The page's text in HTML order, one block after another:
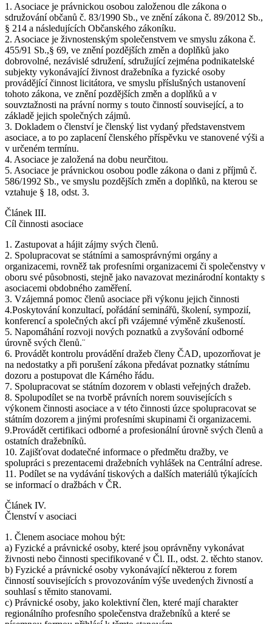
1. Asociace je právnickou osobou založenou dle zákona o
sdružování občanů č. 83/1990 Sb., ve znění zákona č. 89/2012 Sb.,
§ 214 a následujících Občanského zákoníku.
2. Asociace je živnostenským společenstvem ve smyslu zákona č.
455/91 Sb.,§ 69, ve znění pozdějších změn a doplňků jako
dobrovolné, nezávislé sdružení, sdružující zejména podnikatelské
subjekty vykonávající živnost dražebníka a fyzické osoby
provádějící činnost licitátora, ve smyslu příslušných ustanovení
tohoto zákona, ve znění pozdějších změn a doplňků a v
souvztažnosti na právní normy s touto činností související, a to
základě jejich společných zájmů.
3. Dokladem o členství je členský list vydaný představenstvem
asociace, a to po zaplacení členského příspěvku ve stanovené výši a
v určeném termínu.
4. Asociace je založená na dobu neurčitou.
5. Asociace je právnickou osobou podle zákona o dani z příjmů č.
586/1992 Sb., ve smyslu pozdějších změn a doplňků, na kterou se
vztahuje § 18, odst. 3.
Článek III.
Cíl činnosti asociace
1. Zastupovat a hájit zájmy svých členů.
2. Spolupracovat se státními a samosprávnými orgány a
organizacemi, rovněž tak profesními organizacemi či společenstvy v
oboru své působnosti, stejně jako navazovat mezinárodní kontakty s
asociacemi obdobného zaměření.
3. Vzájemná pomoc členů asociace při výkonu jejich činnosti
4.Poskytování konzultací, pořádání seminářů, školení, sympozií,
konferencí a společných akcí při vzájemné výměně zkušeností.
5. Napomáhání rozvoji nových poznatků a zvyšování odborné
úrovně svých členů.¨
6. Provádět kontrolu provádění dražeb členy ČAD, upozorňovat je
na nedostatky a při porušení zákona předávat poznatky státnímu
dozoru a postupovat dle Kárného řádu.
7. Spolupracovat se státním dozorem v oblasti veřejných dražeb.
8. Spolupodílet se na tvorbě právních norem souvisejících s
výkonem činnosti asociace a v této činnosti úzce spolupracovat se
státním dozorem a jinými profesními skupinami či organizacemi.
9.Provádět certifikaci odborné a profesionální úrovně svých členů a
ostatních dražebníků.
10. Zajišťovat dodatečné informace o předmětu dražby, ve
spolupráci s prezentacemi dražebních vyhlášek na Centrální adrese.
11. Podílet se na vydávání tiskových a dalších materiálů týkajících
se informací o dražbách v ČR.
Článek IV.
Členství v asociaci
1. Členem asociace mohou být:
a) Fyzické a právnické osoby, které jsou oprávněny vykonávat
živnosti nebo činnosti specifikované v Čl. II., odst. 2. těchto stanov.
b) Fyzické a právnické osoby vykonávající některou z forem
činností souvisejících s provozováním výše uvedených živností a
souhlasí s těmito stanovami.
c) Právnické osoby, jako kolektivní člen, které mají charakter
regionálního profesního společenstva dražebníků a které se